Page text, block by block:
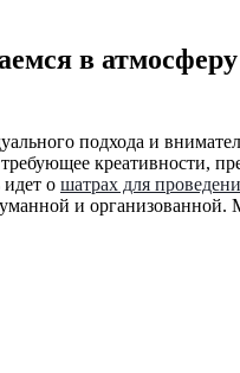
в
подхода и
креативности,
о шатрах для
и